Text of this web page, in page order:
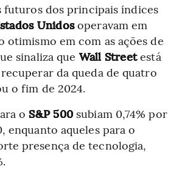
futuros dos principais índices
Unidosoperavam em
otimismo em com as ações de
sinaliza que Wall Streetestá
da queda de quatro
o fim de 2024.
o S&P 500 subiam 0,74% por
enquanto aqueles para o
presença de tecnologia,